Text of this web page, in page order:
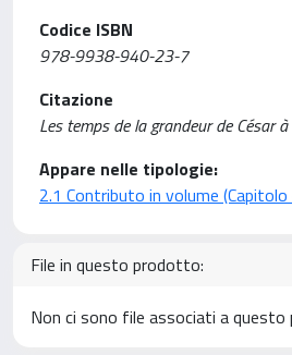
Codice ISBN
978-9938-940-23-7
Citazione
Les temps de la grandeur de César
Appare nelle tipologie:
2.1 Contributo in volume
File in questo prodotto:
Non ci sono file associati a